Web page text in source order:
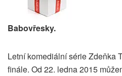
Babovřesky.
Letní komediální série Zdeňka
finále. Od 22. ledna 2015